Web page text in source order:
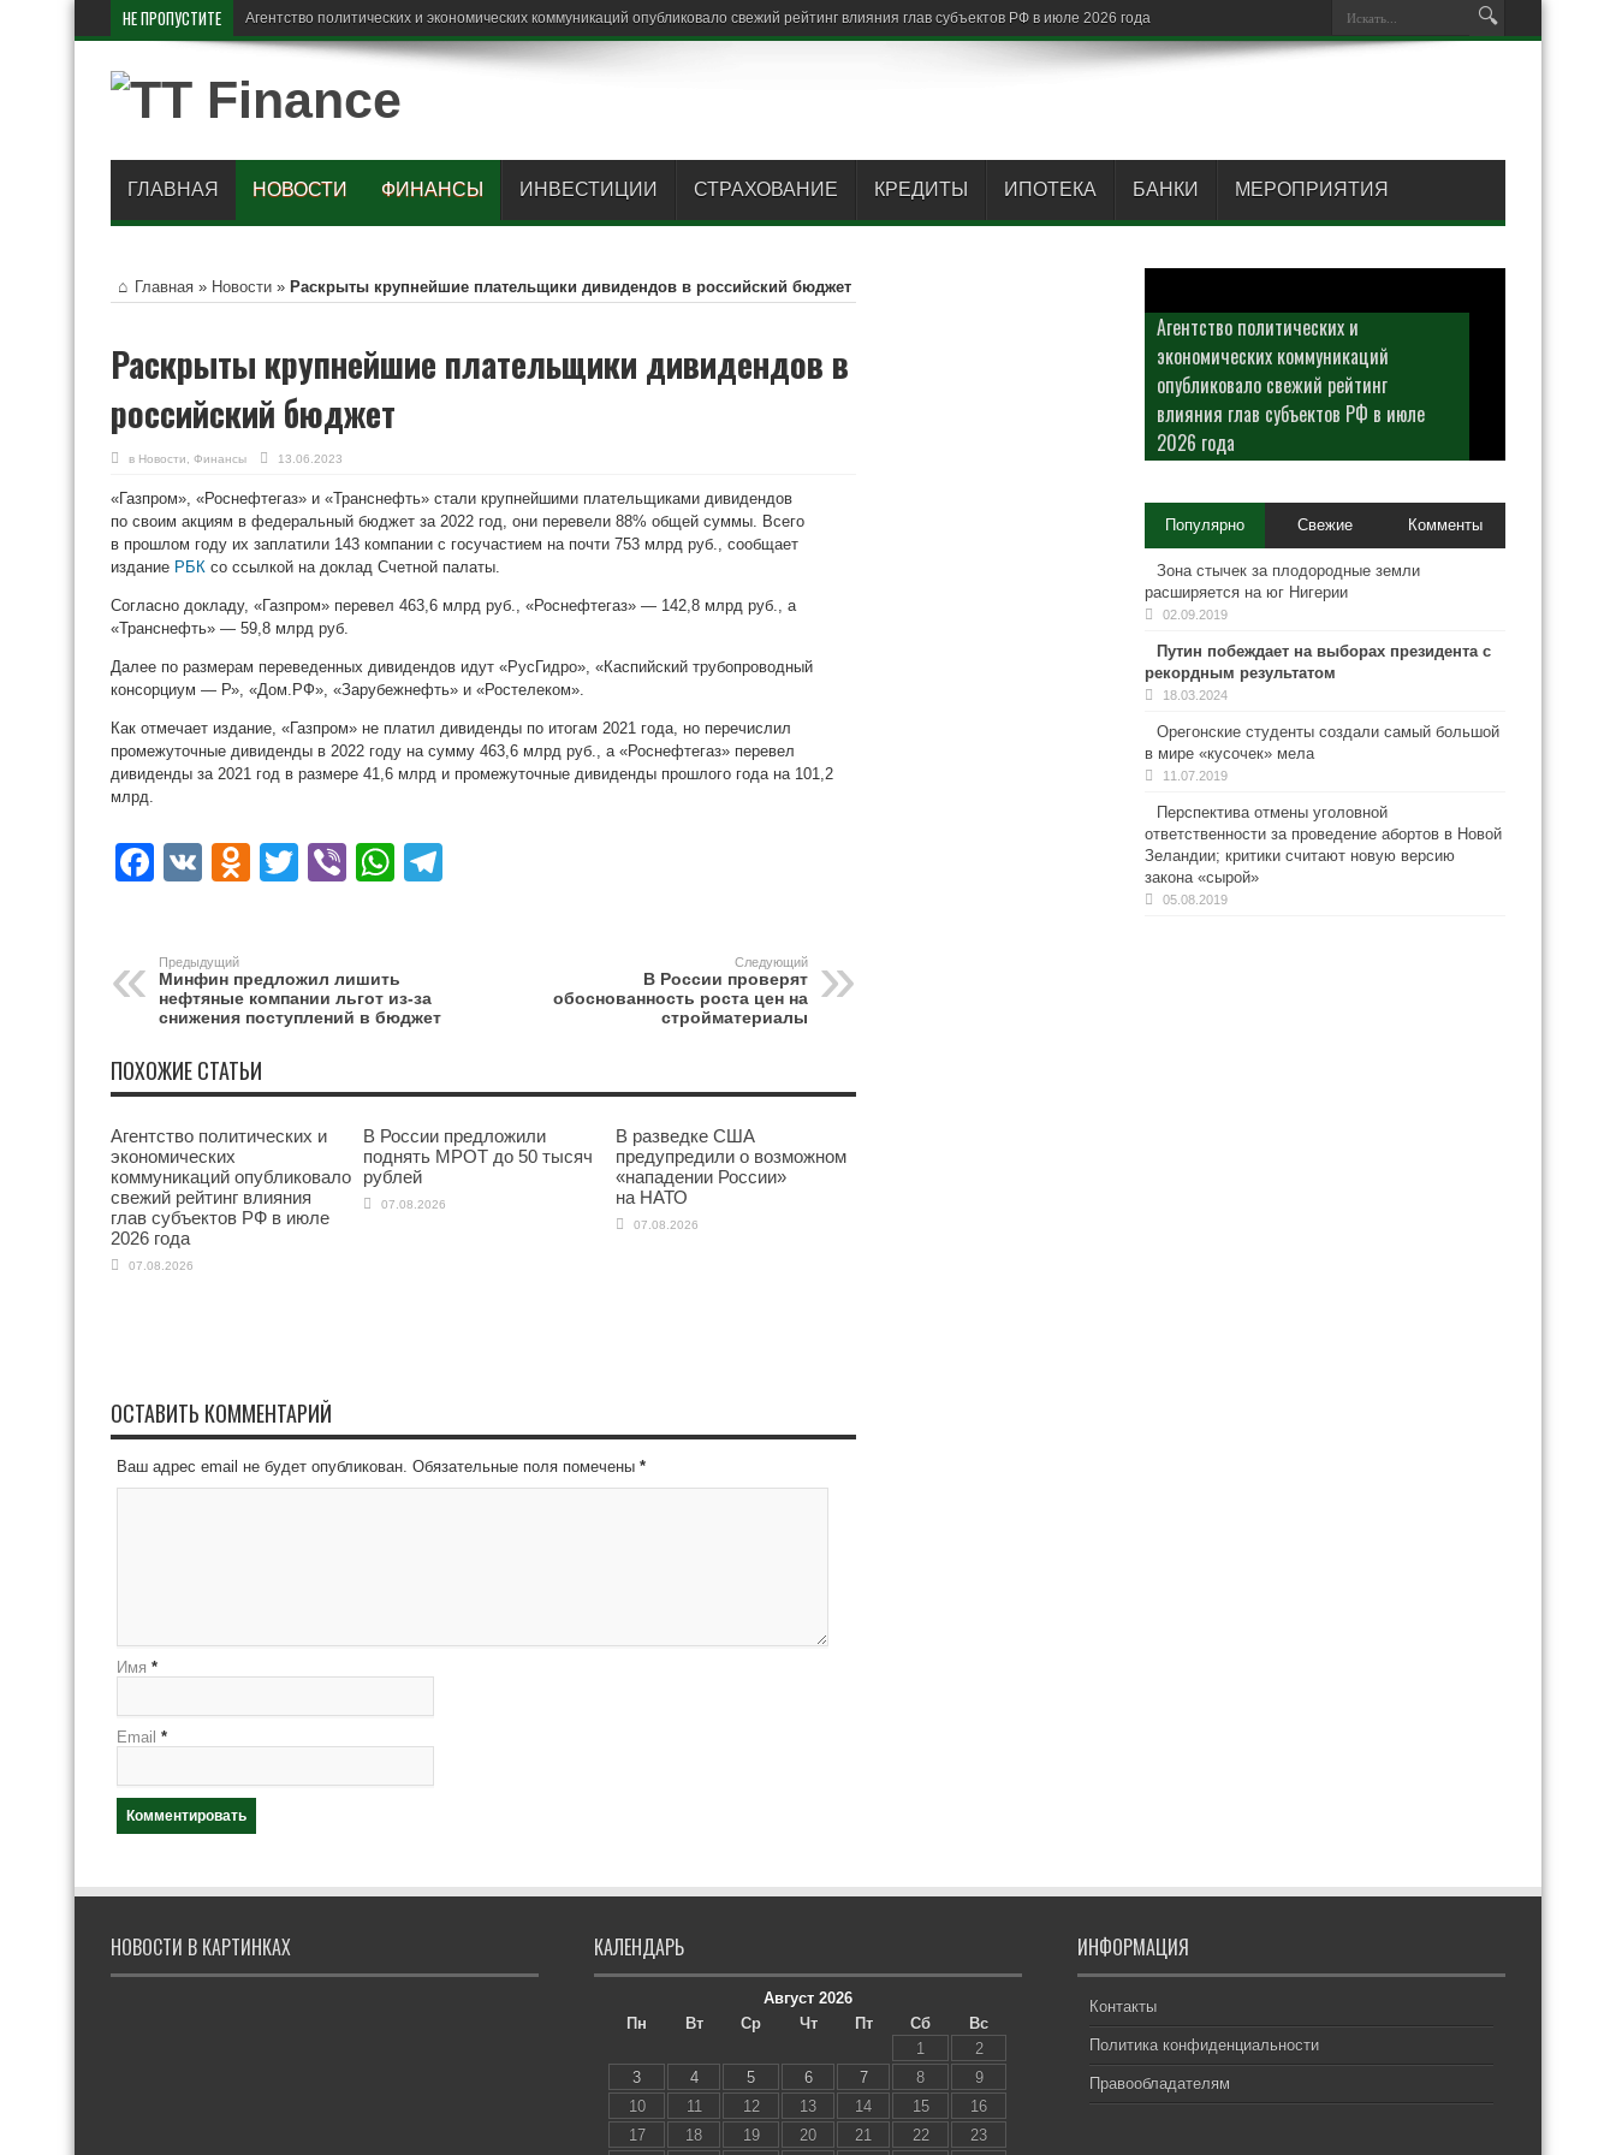
НЕ ПРОПУСТИТЕ В Ро
ГЛАВНАЯ НОВОСТИ ФИНАНСЫ ИНВЕСТИЦИИ СТРАХОВАНИЕ КРЕДИТЫ ИПОТЕКА БАНКИ МЕРОПРИЯТИЯ
Главная » Новости » Раскрыты крупнейшие плательщики дивидендов в российский бюджет
Раскрыты крупнейшие плательщики дивидендов в
российский бюджет
в Новости Финансы 13.06.2023
«Газпром», «Роснефтегаз» и «Транснефть» стали крупнейшими плательщиками дивидендов
по своим акциям в федеральный бюджет за 2022 год, они перевели 88% общей суммы. Всего
в прошлом году их заплатили 143 компании с госучастием на почти 753 млрд руб., сообщает
издание РБК со ссылкой на доклад Счетной палаты.
Согласно докладу, «Газпром» перевел 463,6 млрд руб., «Роснефтегаз» — 142,8 млрд руб., а
«Транснефть» — 59,8 млрд руб.
Далее по размерам переведенных дивидендов идут «РусГидро», «Каспийский трубопроводный
консорциум — Р», «Дом.РФ», «Зарубежнефть» и «Ростелеком».
Как отмечает издание, «Газпром» не платил дивиденды по итогам 2021 года, но перечислил
промежуточные дивиденды в 2022 году на сумму 463,6 млрд руб., а «Роснефтегаз» перевел
дивиденды за 2021 год в размере 41,6 млрд и промежуточные дивиденды прошлого года на 101,2
млрд.
Facebook
VK Odnoklassniki
Twitter
ViberWhatsApp
Предыдущий
Минфин предложил лишить
нефтяные компании льгот из-за
снижения поступлений в бюджет
Следующий
В России проверят
обоснованность роста цен на
стройматериалы
ПОХОЖИЕ СТАТЬИ
Агентство политических и
экономических
коммуникаций опубликовало
свежий рейтинг влияния
глав субъектов РФ в июле
2026 года
07.08.2026
В России предложили
поднять МРОТ до 50 тысяч
рублей
07.08.2026
В разведке США
предупредили о возможном
«нападении России»
на НАТО
07.08.2026
ОСТАВИТЬ КОММЕНТАРИЙ
Ваш адрес email не будет опубликован. Обязательные поля помечены *
Имя *
Email *
Агентство политических и
экономических коммуникаций
опубликовало свежий рейтинг
влияния глав субъектов РФ в июле
2026 года
Популярно Свежие Комменты
Зона стычек за плодородные земли
расширяется на юг Нигерии
02.09.2019
Путин побеждает на выборах президента с
рекордным результатом
18.03.2024
Орегонские студенты создали самый большой
в мире «кусочек» мела
11.07.2019
Перспектива отмены уголовной
ответственности за проведение абортов в Новой
Зеландии; критики считают новую версию
закона «сырой»
05.08.2019
НОВОСТИ В КАРТИНКАХ КАЛЕНДАРЬ
Август 2026
Пн
Вт Ср Чт Пт Сб
Вс
1
2
3
4 5 6 7 8
9
10
11 12 13 14 15
16
17
18 19 20 21 22 23
ИНФОРМАЦИЯ
Контакты
Политика конфиденциальности
Правообладателям